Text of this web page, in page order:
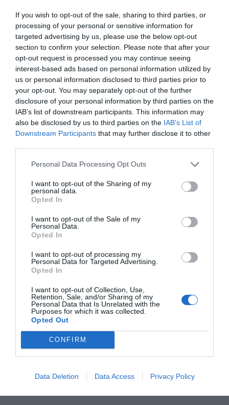
If you wish to opt-out of the sale, sharing to third parties, or
processing of your personal or sensitive information for
targeted advertising by us, please use the below opt-out
section to confirm your selection. Please note that after your
opt-out request is processed you may continue seeing
interest-based ads based on personal information utilized by
us or personal information disclosed to third parties prior to
your opt-out. You may separately opt-out of the further
disclosure of your personal information by third parties on the
IAB’s list of downstream participants. This information may
also be disclosed by us to third parties on the IAB’s List of
Downstream Participants that may further disclose it to other
Personal Data Processing Opt Outs
I want to opt-out of the Sharing of my
personal data.
Opted In
I want to opt-out of the Sale of my
Personal Data.
Opted In
I want to opt-out of processing my
Personal Data for Targeted Advertising.
Opted In
I want to opt-out of Collection, Use,
Retention, Sale, and/or Sharing of my
Personal Data that Is Unrelated with the
Purposes for which it was collected.
Opted Out
CONFIRM
Data Deletion Data Access Privacy Policy
Κατά τη διάρκεια του διημέρου οι εργασίες του
συνεδρίου θα καλύψουν κρίσιμες θεματικές
ενότητες, όπως:
ΤHE NEW PAYMENTS ENVIRONMENT: REGULATION,
IMPLEMENTATION, ACTIVATION
THE ROLE OF BANKS IN A NEW SOCIAL PAYMENTS
LANDSCAPE
CYBER-INSURANCE, THE NEXT BIG THING?
CUSTOMERS LOYALTY
E-INVOICING LANDSCAPE
CONSUMER TRUST & EXPERIENCE
INCORPORATING DIGITAL PAYMENTS IN LIVING &
BLOCKCHAIN & CRYPTO-CURRENCY
THE RETAIL STORE OF THE FUTURE AND THE ROLE
OF OMNI-CHANNEL PAYMENTS IN DRIVING
BUSINESS GROWTH
ΙNCORPORATING DIGITAL PAYMENTS ΙN PUBLIC
SECTOR
DIGITAL PAYMENTS: THE ULTIMATE CHECKLIST